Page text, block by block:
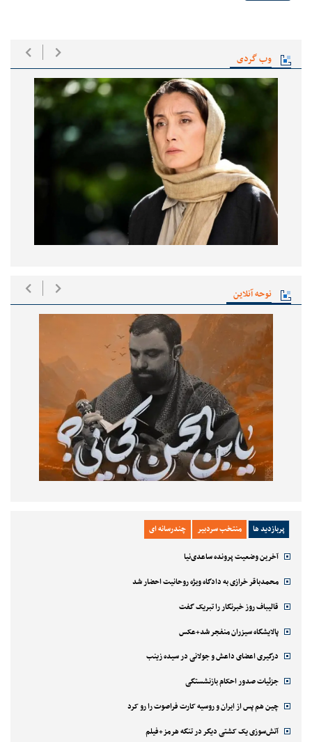
وب گردی
نوحه آنلاین
پربازدید ها منتخب سردبیر چندرسانه ای
آخرین وضعیت پرونده ساعدی‌نیا
محمدباقر خرازی به دادگاه ویژه روحانیت احضار شد
قالیباف روز خبرنگار را تبریک گفت
پالایشگاه سیزران منفجر شد+عکس
درگیری اعضای داعش و جولانی در سیده زینب
جزئیات صدور احکام بازنشستگی
چین هم پس از ایران و روسیه کارت فراصوت را رو کرد
آتش‌سوزی یک کشتی دیگر در تنگه هرمز+فیلم